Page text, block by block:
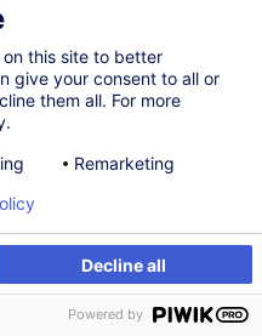
au
parcours
font évoluer
les
convaincus que la
levier essentiel de
et collective.
this site to better
give your consent to all or
them all. For more
Remarketing
Decline all
Powered by